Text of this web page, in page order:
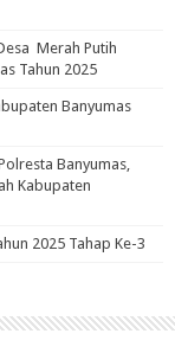
Merah Putih
Tahun 2025
Banyumas
Banyumas,
Kabupaten
2025 Tahap Ke-3